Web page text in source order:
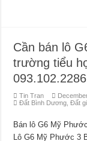
Cần bán lô
trường tiểu
093.102.2286
Tin Tran
Đất Bình Dương ,Đất
Bán lô G6 Mỹ
Lô G6 Mỹ Phước 3